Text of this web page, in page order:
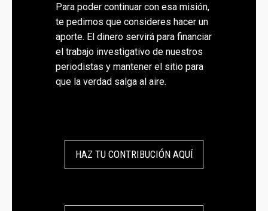
Para poder continuar con esa misión,
te pedimos que consideres hacer un
aporte. El dinero servirá para financiar
el trabajo investigativo de nuestros
periodistas y mantener el sitio para
que la verdad salga al aire.
HAZ TU CONTRIBUCIÓN AQUÍ